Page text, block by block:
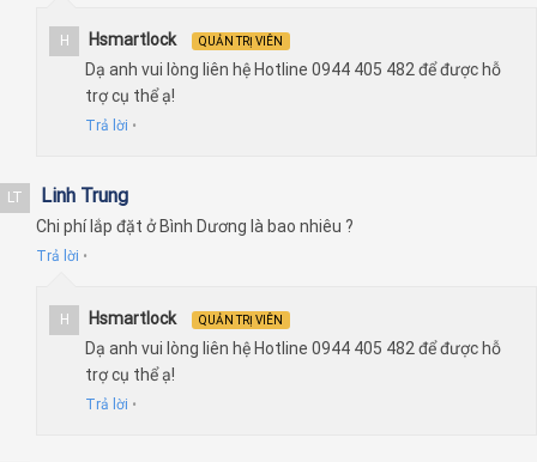
H Hsmartlock QUẢN TRỊ VIÊN
Dạ anh vui lòng liên hệ Hotline 0944 405 482 để được hỗ
trợ cụ thể ạ!
Trả lời •
LT Linh Trung
Chi phí lắp đặt ở Bình Dương là bao nhiêu ?
Trả lời •
H Hsmartlock QUẢN TRỊ VIÊN
Dạ anh vui lòng liên hệ Hotline 0944 405 482 để được hỗ
trợ cụ thể ạ!
Trả lời •